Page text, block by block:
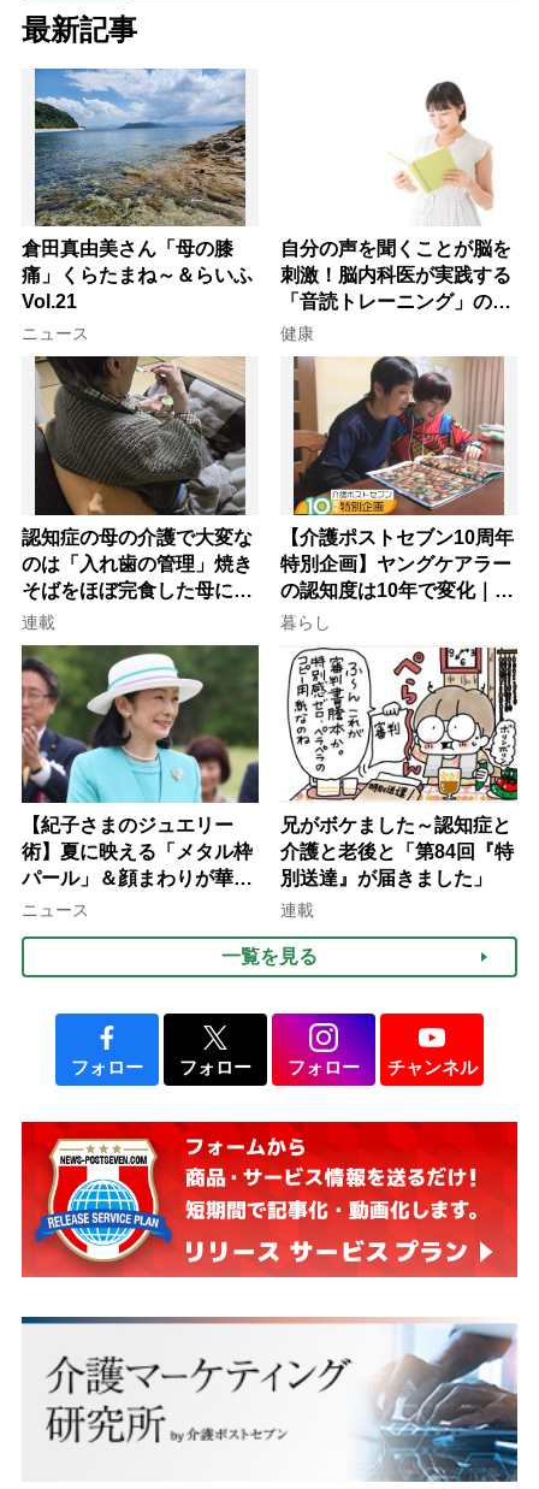
最新記事
倉田真由美さん「母の膝
痛」くらたまね～＆らいふ
Vol.21
ニュース
自分の声を聞くことが脳を
刺激！脳内科医が実践する
「音読トレーニング」の極
意
健康
認知症の母の介護で大変な
のは「入れ歯の管理」焼き
そばをほぼ完食した母に息
子が血の気が引いた理由
連載
【介護ポストセブン10周年
特別企画】ヤングケアラー
の認知度は10年で変化｜流
行語大賞にノミネート、法
律にも明記されたが果たし
て現在は？
暮らし
【紀子さまのジュエリー
術】夏に映える「メタル枠
パール」＆顔まわりが華や
ぐ「揺れる一粒」の使い分
ニュース
兄がボケました～認知症と
介護と老後と「第84回『特
別送達』が届きました」
連載
一覧を見る
フォロー フォロー フォロー チャンネル